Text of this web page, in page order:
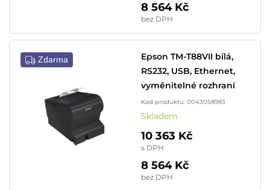
8 564 Kč
bez DPH
Zdarma
Epson TM-T88VII bílá,
RS232, USB, Ethernet,
vyměnitelné rozhraní
Kód produktu: 0043058983
Skladem
10 363 Kč
s DPH
8 564 Kč
bez DPH